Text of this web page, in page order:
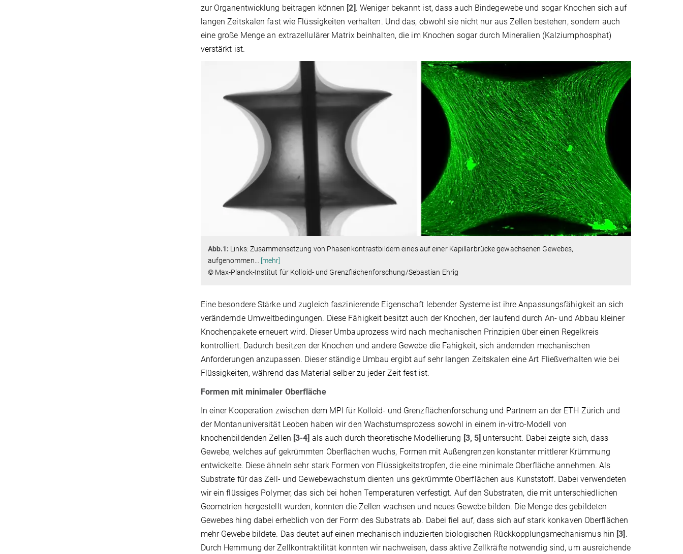
zur Organentwicklung beitragen können [2]. Weniger bekannt ist, dass auch Bindegewebe und sogar Knochen sich auf
langen Zeitskalen fast wie Flüssigkeiten verhalten. Und das, obwohl sie nicht nur aus Zellen bestehen, sondern auch
eine große Menge an extrazellulärer Matrix beinhalten, die im Knochen sogar durch Mineralien (Kalziumphosphat)
verstärkt ist.
Abb.1: Links: Zusammensetzung von Phasenkontrastbildern eines auf einer Kapillarbrücke gewachsenen Gewebes,
aufgenommen
[mehr]
© Max-Planck-Institut für Kolloid- und Grenzflächenforschung/Sebastian Ehrig
Eine besondere Stärke und zugleich faszinierende Eigenschaft lebender Systeme ist ihre Anpassungsfähigkeit an sich
verändernde Umweltbedingungen. Diese Fähigkeit besitzt auch der Knochen, der laufend durch An- und Abbau kleiner
Knochenpakete erneuert wird. Dieser Umbauprozess wird nach mechanischen Prinzipien über einen Regelkreis
kontrolliert. Dadurch besitzen der Knochen und andere Gewebe die Fähigkeit, sich ändernden mechanischen
Anforderungen anzupassen. Dieser ständige Umbau ergibt auf sehr langen Zeitskalen eine Art Fließverhalten wie bei
Flüssigkeiten, während das Material selber zu jeder Zeit fest ist.
Formen mit minimaler Oberfläche
In einer Kooperation zwischen dem MPI für Kolloid- und Grenzflächenforschung und Partnern an der ETH Zürich und
der Montanuniversität Leoben haben wir den Wachstumsprozess sowohl in einem in-vitro-Modell von
knochenbildenden Zellen [3-4] als auch durch theoretische Modellierung [3, 5] untersucht. Dabei zeigte sich, dass
Gewebe, welches auf gekrümmten Oberflächen wuchs, Formen mit Außengrenzen konstanter mittlerer Krümmung
entwickelte. Diese ähneln sehr stark Formen von Flüssigkeitstropfen, die eine minimale Oberfläche annehmen. Als
Substrate für das Zell- und Gewebewachstum dienten uns gekrümmte Oberflächen aus Kunststoff. Dabei verwendeten
wir ein flüssiges Polymer, das sich bei hohen Temperaturen verfestigt. Auf den Substraten, die mit unterschiedlichen
Geometrien hergestellt wurden, konnten die Zellen wachsen und neues Gewebe bilden. Die Menge des gebildeten
Gewebes hing dabei erheblich von der Form des Substrats ab. Dabei fiel auf, dass sich auf stark konkaven Oberflächen
mehr Gewebe bildete. Das deutet auf einen mechanisch induzierten biologischen Rückkopplungsmechanismus hin [3] .
Durch Hemmung der Zellkontraktilität konnten wir nachweisen, dass aktive Zellkräfte notwendig sind, um ausreichende